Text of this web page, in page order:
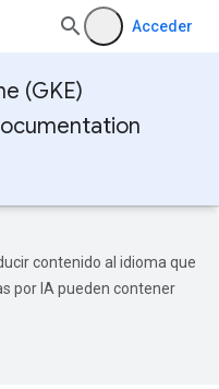
Acceder
(GKE)
contenido al idioma que
por IA pueden contener